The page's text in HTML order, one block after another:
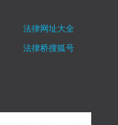
法律网址大全
法律桥搜狐号